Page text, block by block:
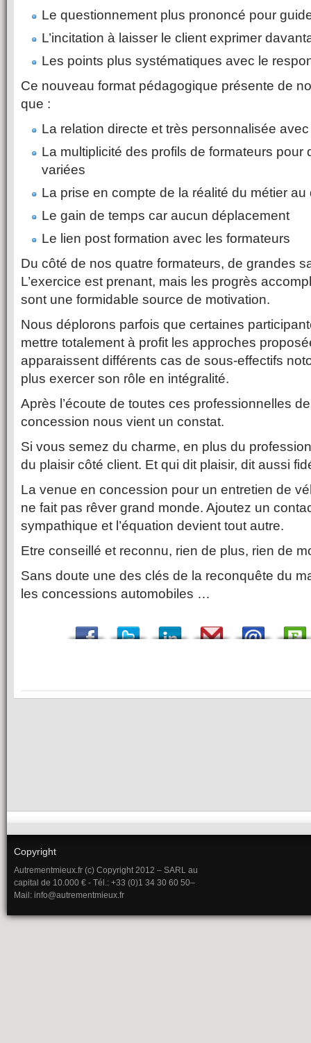
Le questionnement plus prononcé pour
L’incitation à laisser le client exprimer
Les points plus systématiques avec le
Ce nouveau format pédagogique présente de
que :
La relation directe et très personnalisée
La multiplicité des profils de formateurs pour
variées
La prise en compte de la réalité du métier au
Le gain de temps car aucun déplacement
Le lien post formation avec les formateurs
Du côté de nos quatre formateurs, de grandes
L’exercice est prenant, mais les progrès
sont une formidable source de motivation.
Nous déplorons parfois que certaines
mettre totalement à profit les approches
apparaissent différents cas de sous-effectifs
plus exercer son rôle en intégralité.
Après l’écoute de toutes ces professionnelles
concession nous vient un constat.
Si vous semez du charme, en plus du
du plaisir côté client. Et qui dit plaisir, dit aussi
La venue en concession pour un entretien de
ne fait pas rêver grand monde. Ajoutez un
sympathique et l’équation devient tout autre.
Etre conseillé et reconnu, rien de plus, rien de
Sans doute une des clés de la reconquête du
les concessions automobiles …
Copyright
Autrementmieux.fr (c) Copyright 2012 – SARL au
capital de 10.000 € - Tél.: +33 (0)1 34 30 60 50–
Mail: info@autrementmieux.fr